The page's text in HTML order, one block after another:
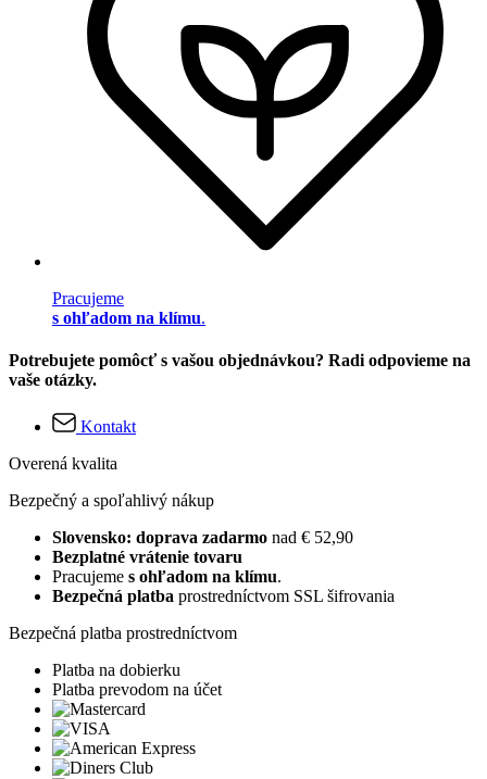
Pracujeme
s ohľadom na klímu.
Potrebujete pomôcť s vašou objednávkou? Radi odpovieme na
vaše otázky.
Kontakt
Overená kvalita
Bezpečný a spoľahlivý nákup
Slovensko: doprava zadarmo nad € 52,90
Bezplatné vrátenie tovaru
Pracujeme s ohľadom na klímu.
Bezpečná platba prostredníctvom SSL šifrovania
Bezpečná platba prostredníctvom
Platba na dobierku
Platba prevodom na účet